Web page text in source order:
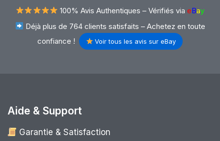
100% Avis Authentiques – Vérifiés via eBay
Déjà plus de 764 clients satisfaits – Achetez en toute
confiance !
Voir tous les avis sur eBay
Aide & Support
Garantie & Satisfaction